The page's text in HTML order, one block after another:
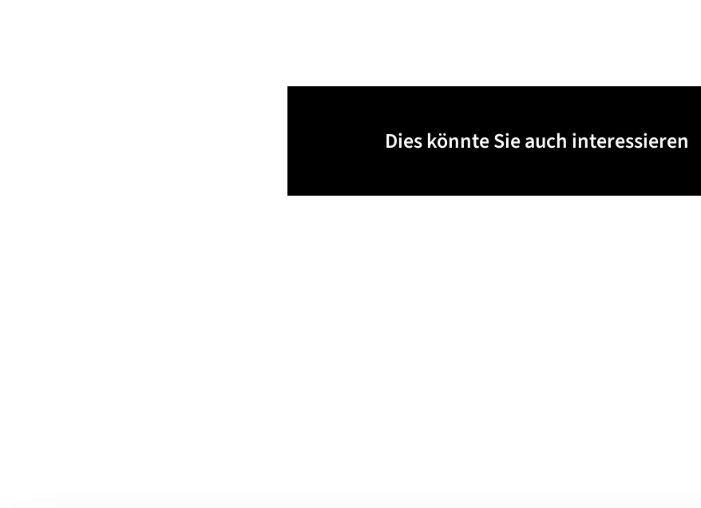
Dies könnte Sie auch interessieren